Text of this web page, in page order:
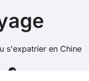
s'expatrier en Chine